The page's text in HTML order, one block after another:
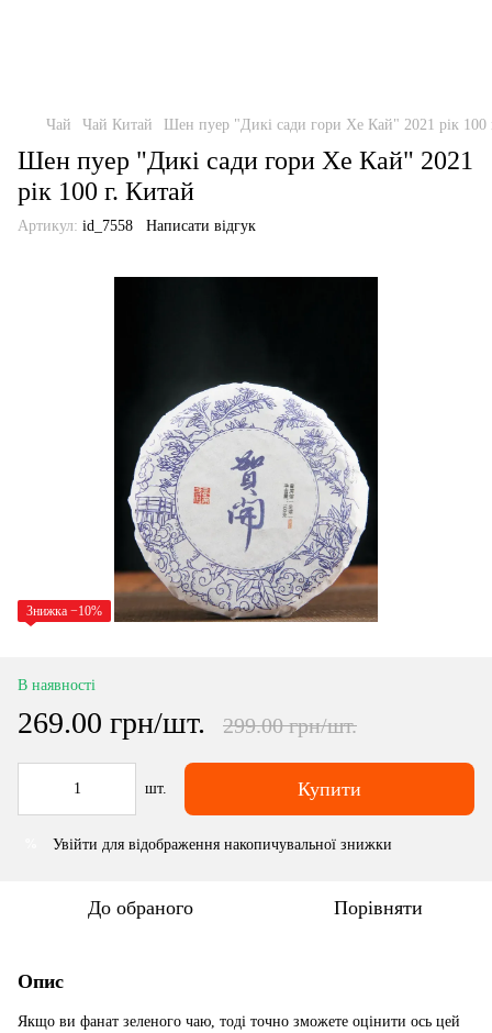
Чай Чай Китай Шен пуер "Дикі сади гори Хе Кай" 2021 рік 100
Шен пуер "Дикі сади гори Хе Кай" 2021
рік 100 г. Китай
Артикул: id_7558 Написати відгук
Знижка −10%
В наявності
269.00 грн/шт. 299.00 грн/шт.
шт. Купити
Увійти для відображення накопичувальної знижки
До обраного Порівняти
Опис
Якщо ви фанат зеленого чаю, тоді точно зможете оцінити ось цей